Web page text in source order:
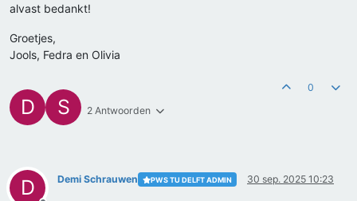
alvast bedankt!
Groetjes,
Jools, Fedra en Olivia
D S 2 Antwoorden
0
D Demi Schrauwen PWS TU DELFT ADMIN 30 sep. 2025 10:23